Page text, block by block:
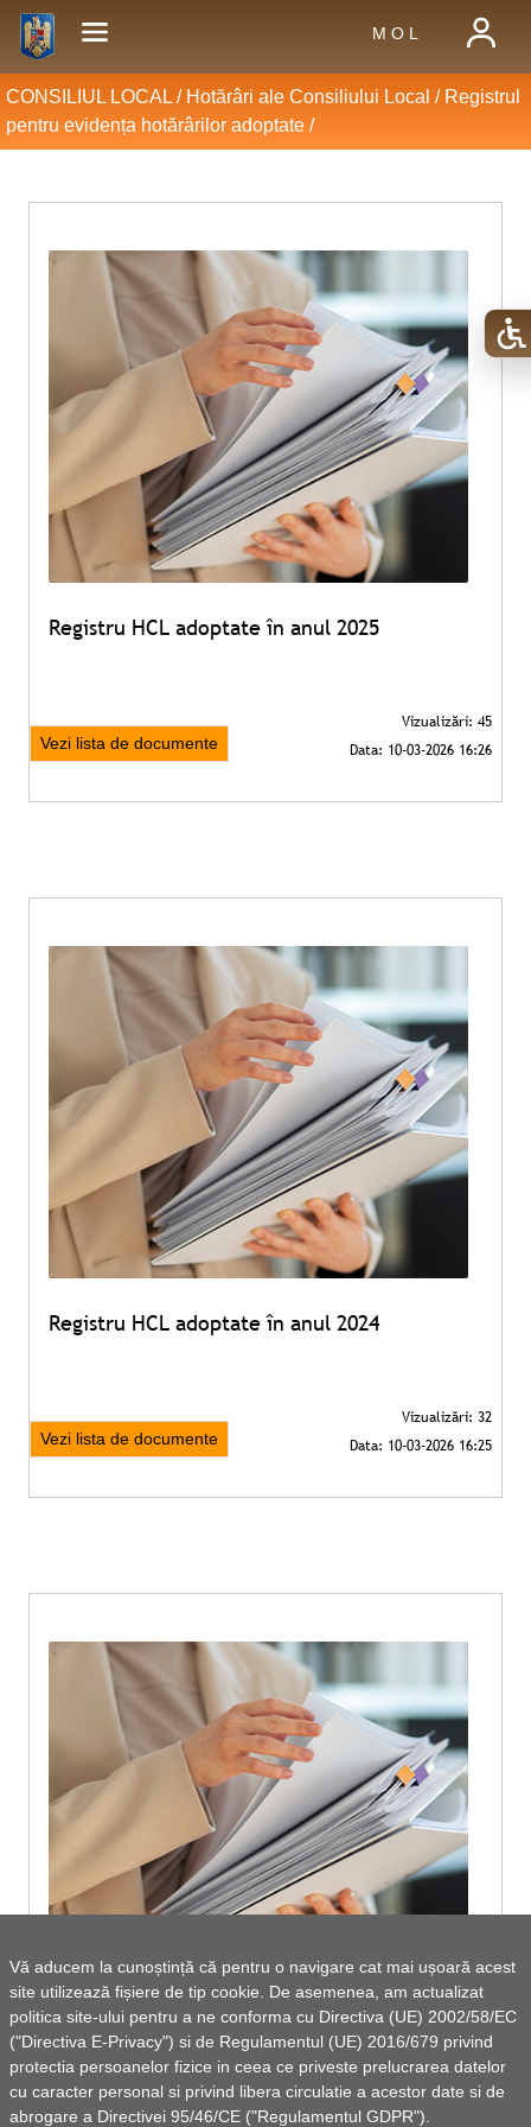
Vă aducem la cunoștință că pentru o navigare cat mai ușoară acest
site utilizează fișiere de tip cookie. De asemenea, am actualizat
politica site-ului pentru a ne conforma cu Directiva (UE) 2002/58/EC
("Directiva E-Privacy") si de Regulamentul (UE) 2016/679 privind
protectia persoanelor fizice in ceea ce priveste prelucrarea datelor
cu caracter personal si privind libera circulatie a acestor date si de
abrogare a Directivei 95/46/CE ("Regulamentul GDPR").
M O L
CONSILIUL LOCAL / Hotărâri ale Consiliului Local / Registrul
pentru evidența hotărârilor adoptate/
Registru HCL adoptate în anul 2025
Vezi lista de documente
Registru HCL adoptate în anul 2024
Vezi lista de documente
Registru HCL adoptate în anul 2023